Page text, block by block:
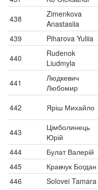
438
Zimenkova
Anastasiia
439
Piharova Yuliia
440
Rudenok
Liudmyla
441
Людкевич
Любомир
442
Яріш Михайло
443
Цімболинець
Юрій
444
Булат Валерій
445
Кравчук Богдан
446
Solovei Tamara